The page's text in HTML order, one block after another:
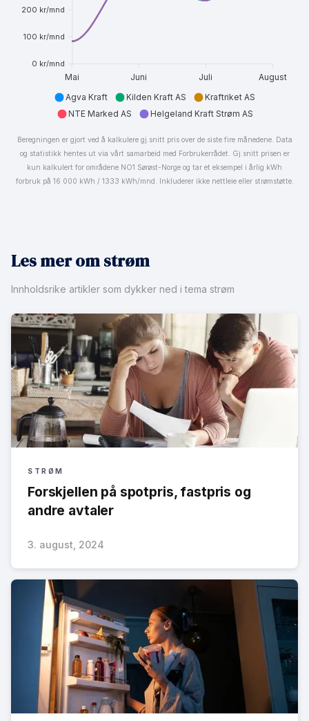
200 kr/mnd
100 kr/mnd
0 kr/mnd
Mai Juni Juli August
Agva Kraft Kilden Kraft AS
Kraftriket AS
NTE Marked AS
Helgeland Kraft Strøm AS
Beregningen er gjort ved å kalkulere gj.snitt pris over de siste fire månedene. Data
og statistikk hentes ut via vårt samarbeid med Forbrukerrådet. Gj.snitt prisen er
kun kalkulert for områdene NO1 Sørøst-Norge og tar et eksempel i årlig kWh
forbruk på 16 000 kWh / 1333 kWh/mnd. Inkluderer ikke nettleie eller strømstøtte.
Les mer om strøm
Innholdsrike artikler som dykker ned i tema strøm
STRØM
Forskjellen på spotpris, fastpris og
andre avtaler
3. august, 2024